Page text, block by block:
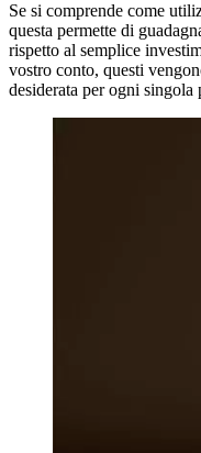
Se si comprende come
questa permette di
rispetto al semplice
vostro conto, questi
desiderata per ogni singola